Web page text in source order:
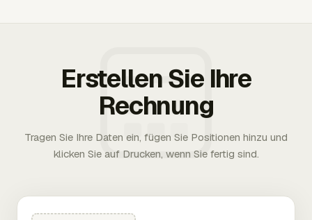
Erstellen Sie Ihre
Rechnung
Tragen Sie Ihre Daten ein, fügen Sie Positionen hinzu und
klicken Sie auf Drucken, wenn Sie fertig sind.